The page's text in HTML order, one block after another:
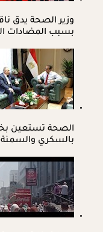
بسبب المضادات
الصحة تستعين
بالسكري والسمنة